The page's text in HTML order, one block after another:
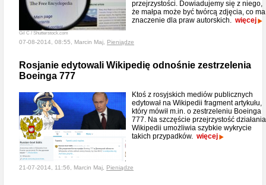
Gil C / Shutterstock.com
przejrzystości. Dowiadujemy się z niego,
że małpa może być twórcą zdjęcia, co ma
znaczenie dla praw autorskich. więcej
07-08-2014, 08:55, Marcin Maj, Pieniądze
Rosjanie edytowali Wikipedię odnośnie zestrzelenia
Boeinga 777
Ktoś z rosyjskich mediów publicznych
edytował na Wikipedii fragment artykułu,
który mówił m.in. o zestrzeleniu Boeinga
777. Na szczęście przejrzystość działania
Wikipedii umożliwia szybkie wykrycie
takich przypadków. więcej
21-07-2014, 11:56, Marcin Maj, Pieniądze